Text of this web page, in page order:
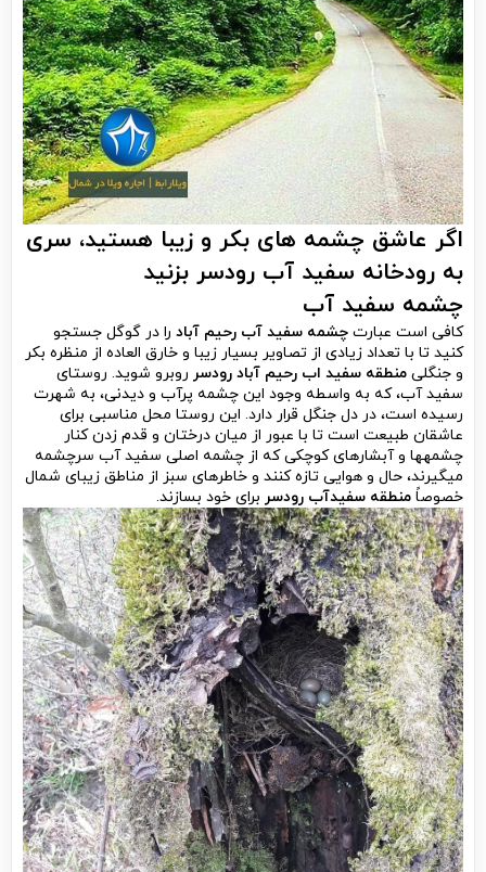
اگر عاشق چشمه­ های بکر و زیبا هستید، سری
به رودخانه سفید آب رودسر بزنید
چشمه سفید آب
کافی است عبارت چشمه سفید آب رحیم آباد را در گوگل جستجو
کنید تا با تعداد زیادی از تصاویر بسیار زیبا و خارق العاده از منظره بکر
و جنگلی منطقه سفید اب رحیم آباد رودسر روبرو شوید. روستای
سفید آب، که به واسطه وجود این چشمه پرآب و دیدنی، به شهرت
رسیده است، در دل جنگل قرار دارد. این روستا محل مناسبی برای
عاشقان طبیعت است تا با عبور از میان درختان و قدم زدن کنار
چشمه­ها و آبشارهای کوچکی که از چشمه اصلی سفید آب سرچشمه
می­گیرند، حال و هوایی تازه کنند و خاطره­ای سبز از مناطق زیبای شمال
خصوصاً منطقه سفیدآب رودسر برای خود بسازند.